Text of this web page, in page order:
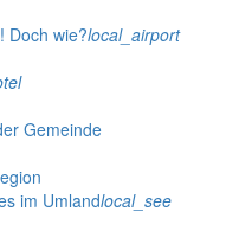
Doch wie?local_airport
Gemeinde
im Umlandlocal_see